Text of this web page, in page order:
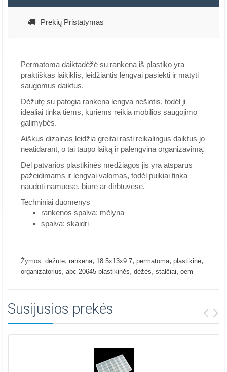
Prekių Pristatymas
Permatoma daiktadėžė su rankena iš plastiko yra
praktiškas laikiklis, leidžiantis lengvai pasiekti ir matyti
saugomus daiktus.
Dėžutę su patogia rankena lengva nešiotis, todėl ji
idealiai tinka tiems, kuriems reikia mobilios saugojimo
galimybės.
Aiškus dizainas leidžia greitai rasti reikalingus daiktus jo
neatidarant, o tai taupo laiką ir palengvina organizavimą.
Dėl patvarios plastikinės medžiagos jis yra atsparus
pažeidimams ir lengvai valomas, todėl puikiai tinka
naudoti namuose, biure ar dirbtuvėse.
Techniniai duomenys
rankenos spalva: mėlyna
spalva: skaidri
Žymos: dėžutė, rankena, 18.5x13x9.7, permatoma, plastikinė,
organizatorius, abc-20645 plastikinės, dėžės, stalčiai, oem
Susijusios prekės